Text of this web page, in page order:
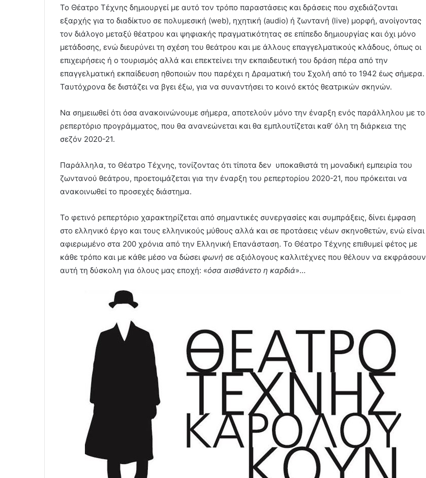
Το Θέατρο Τέχνης δημιουργεί με αυτό τον τρόπο παραστάσεις και δράσεις που σχεδιάζονται
εξαρχής για το διαδίκτυο σε πολυμεσική (web), ηχητική (audio) ή ζωντανή (live) μορφή, ανοίγοντας
τον διάλογο μεταξύ θέατρου και ψηφιακής πραγματικότητας σε επίπεδο δημιουργίας και όχι μόνο
μετάδοσης, ενώ διευρύνει τη σχέση του θεάτρου και με άλλους επαγγελματικούς κλάδους, όπως οι
επιχειρήσεις ή ο τουρισμός αλλά και επεκτείνει την εκπαιδευτική του δράση πέρα από την
επαγγελματική εκπαίδευση ηθοποιών που παρέχει η Δραματική του Σχολή από το 1942 έως σήμερα.
Ταυτόχρονα δε διστάζει να βγει έξω, για να συναντήσει το κοινό εκτός θεατρικών σκηνών.
Να σημειωθεί ότι όσα ανακοινώνουμε σήμερα, αποτελούν μόνο την έναρξη ενός παράλληλου με το
ρεπερτόριο προγράμματος, που θα ανανεώνεται και θα εμπλουτίζεται καθ’ όλη τη διάρκεια της
σεζόν 2020-21.
Παράλληλα, το Θέατρο Τέχνης, τονίζοντας ότι τίποτα δεν υποκαθιστά τη μοναδική εμπειρία του
ζωντανού θεάτρου, προετοιμάζεται για την έναρξη του ρεπερτορίου 2020-21, που πρόκειται να
ανακοινωθεί το προσεχές διάστημα.
Το φετινό ρεπερτόριο χαρακτηρίζεται από σημαντικές συνεργασίες και συμπράξεις, δίνει έμφαση
στο ελληνικό έργο και τους ελληνικούς μύθους αλλά και σε προτάσεις νέων σκηνοθετών, ενώ είναι
αφιερωμένο στα 200 χρόνια από την Ελληνική Επανάσταση. Το Θέατρο Τέχνης επιθυμεί φέτος με
κάθε τρόπο και με κάθε μέσο να δώσει φωνή σε αξιόλογους καλλιτέχνες που θέλουν να εκφράσουν
αυτή τη δύσκολη για όλους μας εποχή: «όσα αισθάνετο η καρδιά»…